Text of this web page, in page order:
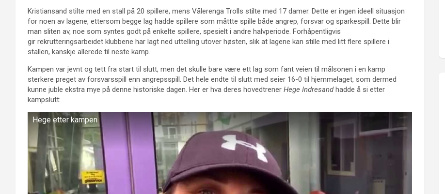
Kristiansand stilte med en stall på 20 spillere, mens Vålerenga Trolls stilte med 17 damer. Dette er ingen ideell situasjon
for noen av lagene, ettersom begge lag hadde spillere som måttte spille både angrep, forsvar og sparkespill. Dette blir
man sliten av, noe som syntes godt på enkelte spillere, spesielt i andre halvperiode. Forhåpentligvis
gir rekrutteringsarbeidet klubbene har lagt ned uttelling utover høsten, slik at lagene kan stille med litt flere spillere i
stallen, kanskje allerede til neste kamp.
Kampen var jevnt og tett fra start til slutt, men det skulle bare være ett lag som fant veien til målsonen i en kamp
sterkere preget av forsvarsspill enn angrepsspill. Det hele endte til slutt med seier 16-0 til hjemmelaget, som dermed
kunne juble ekstra mye på denne historiske dagen. Her er hva deres hovedtrener Hege Indresandhadde å si etter
kampslutt:
Hege etter kampen